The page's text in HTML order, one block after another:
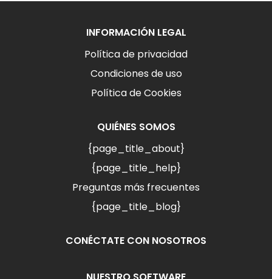
INFORMACIÓN LEGAL
Política de privacidad
Condiciones de uso
Política de Cookies
QUIÉNES SOMOS
{page_title_about}
{page_title_help}
Preguntas más frecuentes
{page_title_blog}
CONÉCTATE CON NOSOTROS